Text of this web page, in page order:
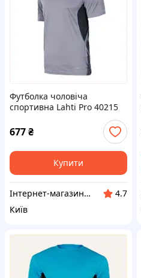
Футболка чоловіча
спортивна Lahti Pro 40215
677₴
Купити
Інтернет-магазин ShopNow
4.7
Київ